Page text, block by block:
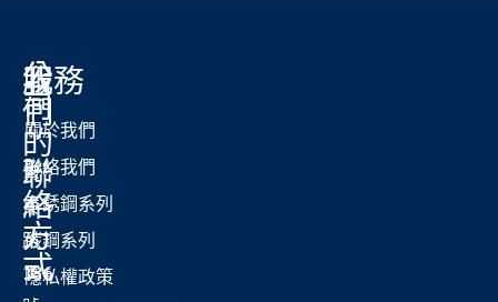
公
司
紫
東
路
186
我
們
的
聯
絡
方
式
服務
關於我們
聯絡我們
不銹鋼系列
碳鋼系列
隱私權政策